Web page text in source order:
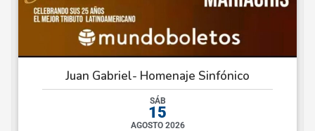
Juan Gabriel- Homenaje Sinfónico
SÁB
15
AGOSTO 2026